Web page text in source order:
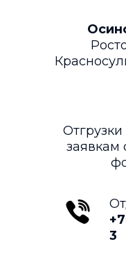
заявкам
3